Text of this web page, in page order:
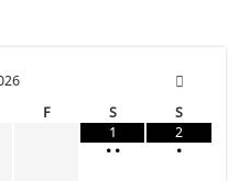
F S
S
1
• •
2
•